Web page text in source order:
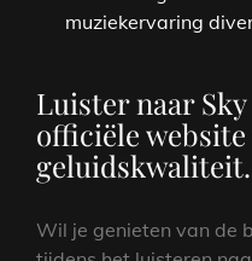
muziekervaring
Luister naar
officiële
geluidskwaliteit.
Wil je genieten van de